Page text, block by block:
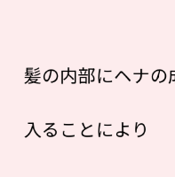
髪の内部にヘナの
入ることにより